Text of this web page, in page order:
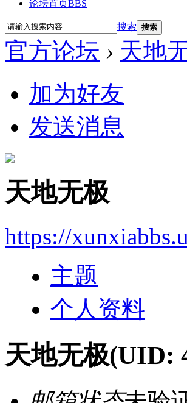
论坛首页BBS
搜索 搜索
官方论坛 › 天地
加为好友
发送消息
天地无极
https://
主题
个人资料
天地无极(UID: